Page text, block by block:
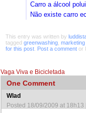
Carro a álcool
Não existe carro
This entry was written by
tagged greenwashing
for this post Post a comment or
Vaga Viva e Bicicletada
One Comment
Wlad
Posted 18/09/2009 at 18h13